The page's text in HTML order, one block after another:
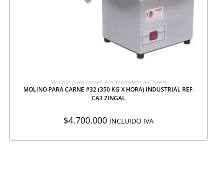
AGREGAR A COTIZACIÓN
Molinos para carnes, Procesamiento de Carnes
MOLINO PARA CARNE #32 (350 KG X HORA) INDUSTRIAL REF:
CA3 ZINGAL
$4.700.000 INCLUIDO IVA